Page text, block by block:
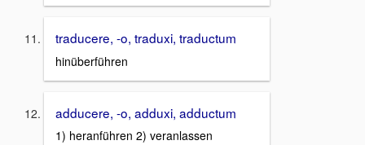
traducere, -o, traduxi, traductum
hinüberführen
adducere, -o, adduxi, adductum
1) heranführen 2) veranlassen